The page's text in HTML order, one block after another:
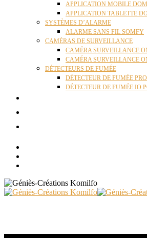
APPLICATION MOBILE
APPLICATION TABLETTE
SYSTÈMES D’ALARME
ALARME SANS FIL SOMFY
CAMÉRAS DE SURVEILLANCE
CAMÉRA SURVEILLANCE
CAMÉRA SURVEILLANCE
DÉTECTEURS DE FUMÉE
DÉTECTEUR DE FUMÉE
DÉTECTEUR DE FUMÉE IO